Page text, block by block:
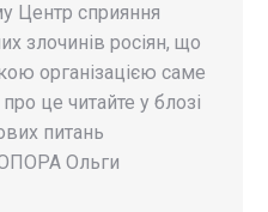
Центр сприяння
злочинів росіян, що
організацією саме
це читайте у блозі
питань
Ольги